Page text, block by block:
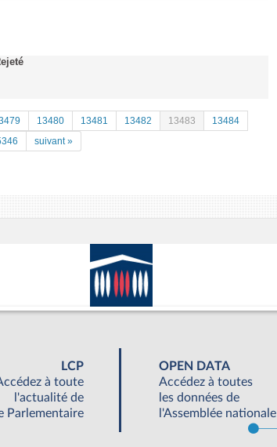
13480 13481 13482 13483
13484
suivant »
LCP
à toute
l'actualité de
Parlementaire
OPEN DATA
Accédez à toutes
les données de
l'Assemblée nationale